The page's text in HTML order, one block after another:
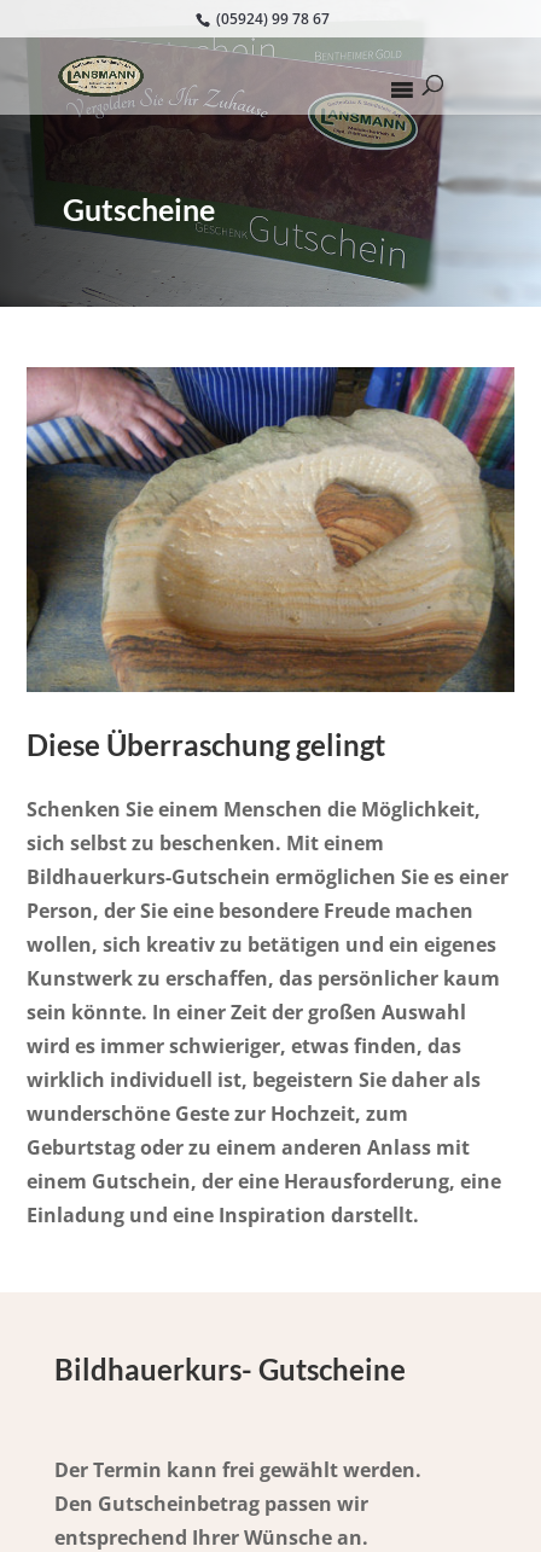
(05924) 99 78 67
Gutscheine
Diese Überraschung gelingt
Schenken Sie einem Menschen die Möglichkeit,
sich selbst zu beschenken. Mit einem
Bildhauerkurs-Gutschein ermöglichen Sie es einer
Person, der Sie eine besondere Freude machen
wollen, sich kreativ zu betätigen und ein eigenes
Kunstwerk zu erschaffen, das persönlicher kaum
sein könnte. In einer Zeit der großen Auswahl
wird es immer schwieriger, etwas finden, das
wirklich individuell ist, begeistern Sie daher als
wunderschöne Geste zur Hochzeit, zum
Geburtstag oder zu einem anderen Anlass mit
einem Gutschein, der eine Herausforderung, eine
Einladung und eine Inspiration darstellt.
Bildhauerkurs- Gutscheine
Der Termin kann frei gewählt werden.
Den Gutscheinbetrag passen wir
entsprechend Ihrer Wünsche an.